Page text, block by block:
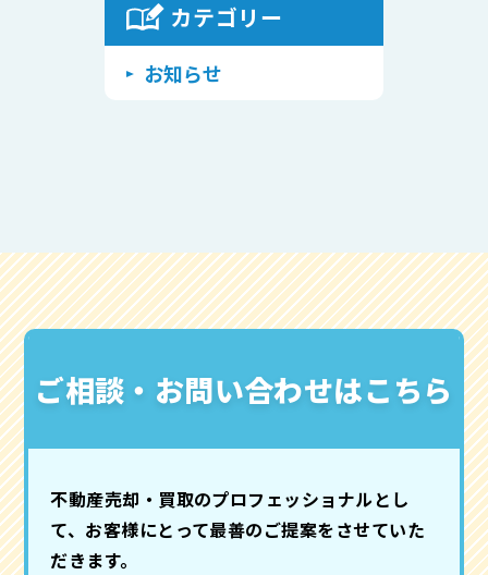
カテゴリー
Warning: Undefined array key "use_desc_for_title" in
/home/attlabo2022/achieve-home.com/public_html/wp/wp-includes/class-walker-category.phpon line116
お知らせ
ご相談・お問い合わせはこちら
不動産売却・買取のプロフェッショナルとし
て、お客様にとって最善のご提案をさせていた
だきます。